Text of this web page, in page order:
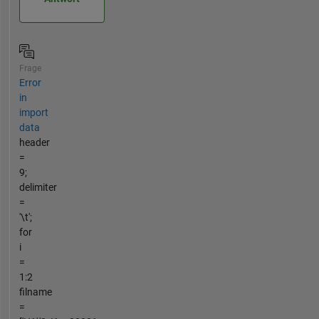
Frage
Error
in
import
data
header
=
9;
delimiter
=
'\t';
for
i
=
1:2
filname
=